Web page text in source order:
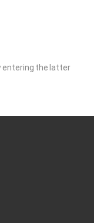
entering the latter